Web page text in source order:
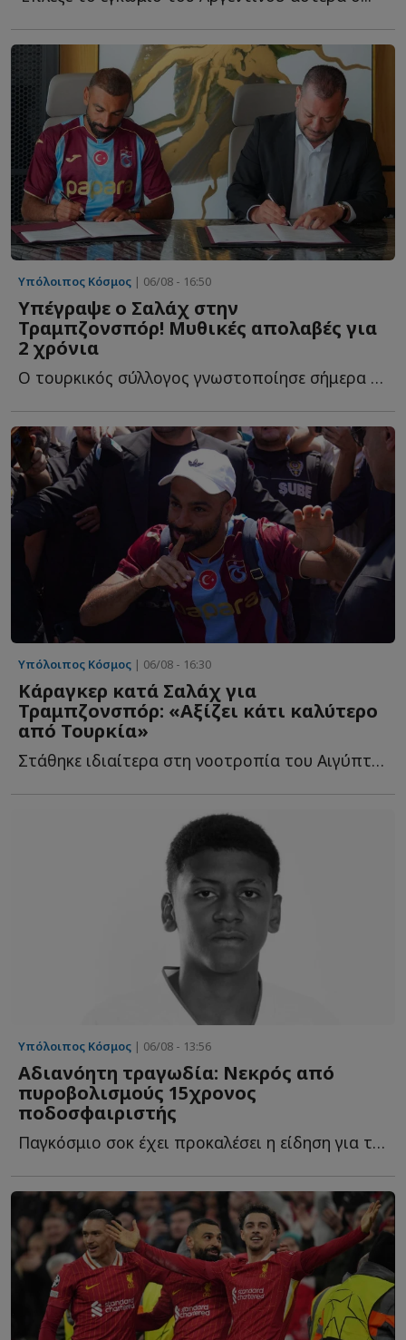
Υπόλοιπος Κόσμος | 06/08 - 16:50
Υπέγραψε ο Σαλάχ στην
Τραμπζονσπόρ! Μυθικές απολαβές για
2 χρόνια
Ο τουρκικός σύλλογος γνωστοποίησε σήμερα (6/8) ότι ο Α...
Υπόλοιπος Κόσμος | 06/08 - 16:30
Κάραγκερ κατά Σαλάχ για
Τραμπζονσπόρ: «Αξίζει κάτι καλύτερο
από Τουρκία»
Στάθηκε ιδιαίτερα στη νοοτροπία του Αιγύπτιου επιθετικού, σ...
Υπόλοιπος Κόσμος | 06/08 - 13:56
Αδιανόητη τραγωδία: Νεκρός από
πυροβολισμούς 15χρονος
ποδοσφαιριστής
Παγκόσμιο σοκ έχει προκαλέσει η είδηση για την δολοφονία ε...